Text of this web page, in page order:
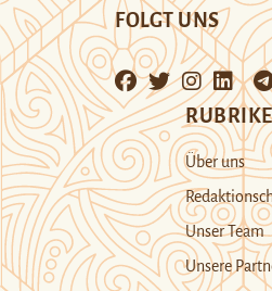
FOLGT UNS
Über uns
Unser Team
Unsere